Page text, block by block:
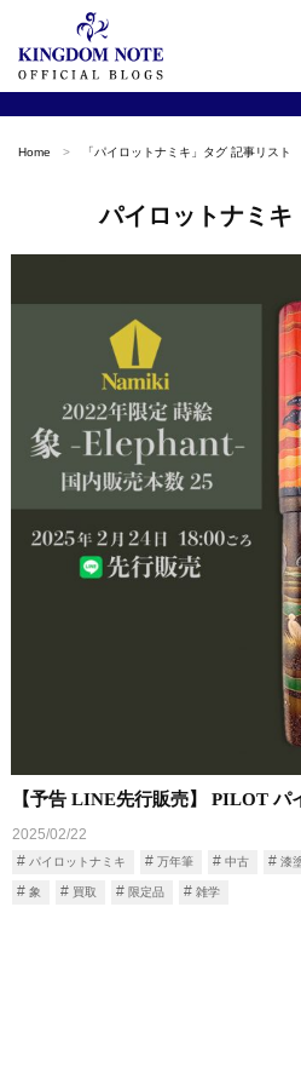
Home 「パイロットナミキ 」タグ 記事リスト
パイロットナミキ
【予告 LINE先行販売】 PILOT パ
2025/02/22
パイロットナミキ 万年筆 中古 漆
象 買取 限定品 雑学